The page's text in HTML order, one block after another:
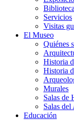
Biblioteca
Servicios
Visitas
El Museo
Quiénes
Historia
Historia
Murales
Salas de
Salas del
Educación